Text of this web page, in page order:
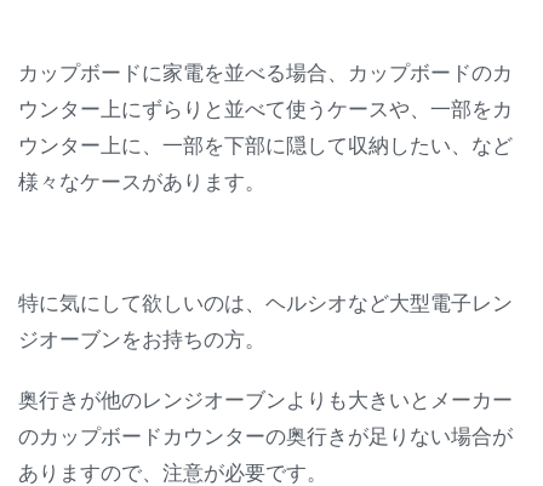
カップボードに家電を並べる場合、カップボードのカ
ウンター上にずらりと並べて使うケースや、一部をカ
ウンター上に、一部を下部に隠して収納したい、など
様々なケースがあります。
特に気にして欲しいのは、ヘルシオなど大型電子レン
ジオーブンをお持ちの方。
奥行きが他のレンジオーブンよりも大きいとメーカー
のカップボードカウンターの奥行きが足りない場合が
ありますので、注意が必要です。